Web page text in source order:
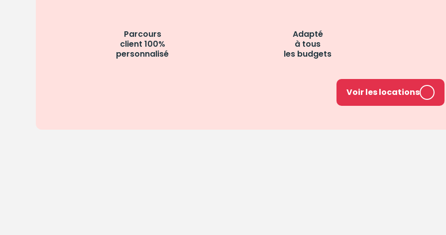
Parcours
client 100%
personnalisé
Adapté
à tous
les budgets
Voir les locations